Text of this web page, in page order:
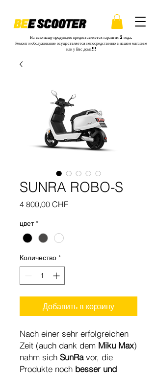
На всю нашу продукцию предоставляется гарантия 2 года.
Ремонт и обслуживание осуществляется непосредственно в нашем магазине
или у Вас дома!!!
SUNRA ROBO-S
4 800,00 CHFЦена
цвет *
Количество *
Добавить в корзину
Nach einer sehr erfolgreichen
Zeit (auch dank dem Miku Max)
nahm sich SunRavor, die
Produkte noch besser und